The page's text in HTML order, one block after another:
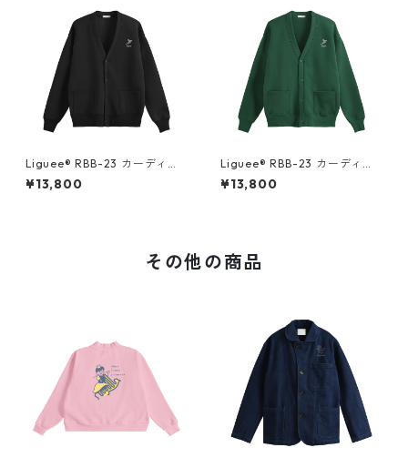
Liguee®️ RBB-23 カーディガ
ン ブラック（刺繍）
¥13,800
Liguee®️ RBB-23 カーディガ
ン グリーン（刺繍）
¥13,800
その他の商品